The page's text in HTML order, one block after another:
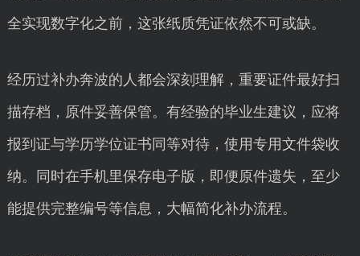
全实现数字化之前，这张纸质凭证依然不可或缺。
经历过补办奔波的人都会深刻理解，重要证件最好扫
描存档，原件妥善保管。有经验的毕业生建议，应将
报到证与学历学位证书同等对待，使用专用文件袋收
纳。同时在手机里保存电子版，即便原件遗失，至少
能提供完整编号等信息，大幅简化补办流程。